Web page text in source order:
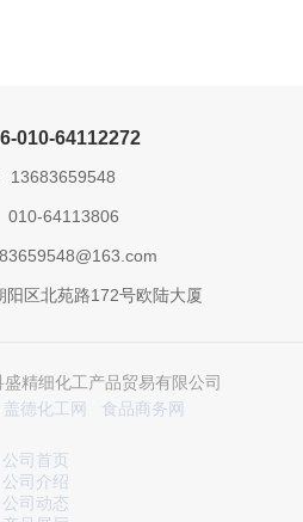
010-64112272
13683659548
010-64113806
阳区北苑路172号欧陆大厦
精细化工产品贸易有限公司
盖德化工网 食品商务网
公司首页
公司介绍
公司动态